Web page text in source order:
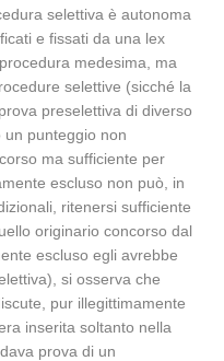
selettiva è autonoma
e fissati da una lex
medesima, ma
selettive (sicché la
preselettiva di diverso
un punteggio non
ma sufficiente per
escluso non può, in
ritenersi sufficiente
originario concorso dal
escluso egli avrebbe
si osserva che
pur illegittimamente
inserita soltanto nella
prova di un